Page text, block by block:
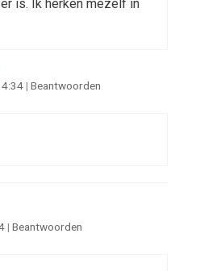
is. Ik herken mezelf in
| Beantwoorden
| Beantwoorden